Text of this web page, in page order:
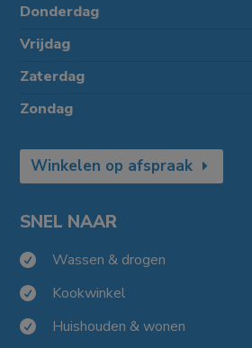
Donderdag
Vrijdag
Zaterdag
Zondag
Winkelen op afspraak
SNEL NAAR
 Wassen & drogen
 Kookwinkel
 Huishouden & wonen